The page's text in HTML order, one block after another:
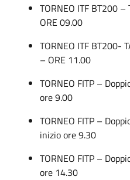
TORNEO ITF BT200 –
ORE 09.00
TORNEO ITF BT200-
– ORE 11.00
TORNEO FITP –
ore 9.00
TORNEO FITP –
inizio ore 9.30
TORNEO FITP –
ore 14.30